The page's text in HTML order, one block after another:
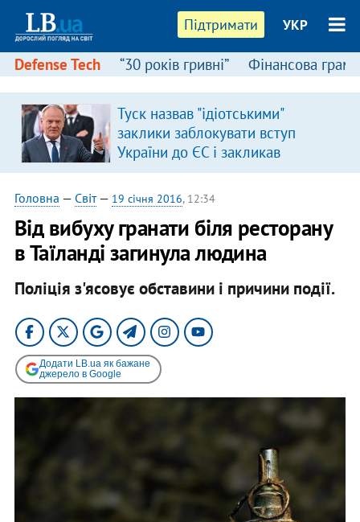
Підтримати УКР
Defense Tech “30 років гривні” Фінансова
Туск назвав "ідіотськими"
заклики заблокувати вступ
України до ЄС і закликав
припинити антиукраїнську
риторику
Головна — Світ— 19 січня 2016, 12:34
Від вибуху гранати біля ресторану
в Таїланді загинула людина
Поліція з'ясовує обставини і причини події.
Додати LB.ua як бажане
джерело в Google